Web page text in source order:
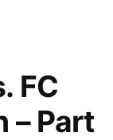
FC
– Part